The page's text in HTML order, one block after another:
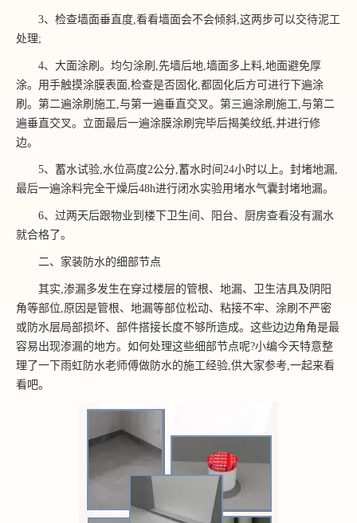
3、检查墙面垂直度,看看墙面会不会倾斜,这两步可以交待泥工
处理;
4、大面涂刷。均匀涂刷,先墙后地,墙面多上料,地面避免厚
涂。用手触摸涂膜表面,检查是否固化,都固化后方可进行下遍涂
刷。第二遍涂刷施工,与第一遍垂直交叉。第三遍涂刷施工,与第二
遍垂直交叉。立面最后一遍涂膜涂刷完毕后揭美纹纸,并进行修
边。
5、蓄水试验,水位高度2公分,蓄水时间24小时以上。封堵地漏,
最后一遍涂料完全干燥后48h进行闭水实验用堵水气囊封堵地漏。
6、过两天后跟物业到楼下卫生间、阳台、厨房查看没有漏水
就合格了。
二、家装防水的细部节点
其实,渗漏多发生在穿过楼层的管根、地漏、卫生洁具及阴阳
角等部位,原因是管根、地漏等部位松动、粘接不牢、涂刷不严密
或防水层局部损坏、部件搭接长度不够所造成。这些边边角角是最
容易出现渗漏的地方。如何处理这些细部节点呢?小编今天特意整
理了一下雨虹防水老师傅做防水的施工经验,供大家参考,一起来看
看吧。